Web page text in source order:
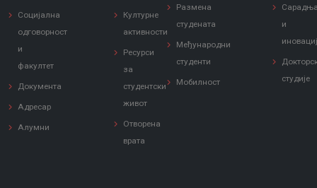
Социјална
одговорност
и
факултет
Документа
Адресар
Алумни
Културне
активности
Ресурси
за
студентски
живот
Отворена
врата
Размена
студената
Међународни
студенти
Мобилност
и
студије